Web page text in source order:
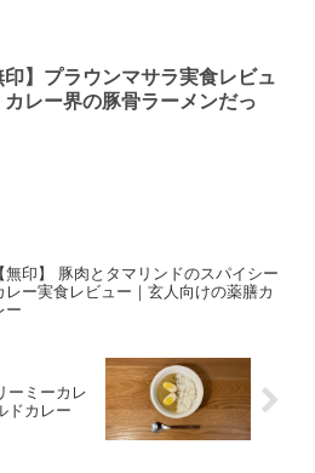
印】プラウンマサラ実食レビュ
カレー界の豚骨ラーメンだっ
【無印】 豚肉とタマリンドのスパイシー
レー実食レビュー｜玄人向けの薬膳カ
ー
ーミーカレ
ドカレー